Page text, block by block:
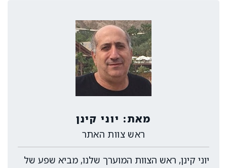
מאת: יוני קינן
ראש צוות האתר
יוני קינן, ראש הצוות המוערך שלנו, מביא שפע של